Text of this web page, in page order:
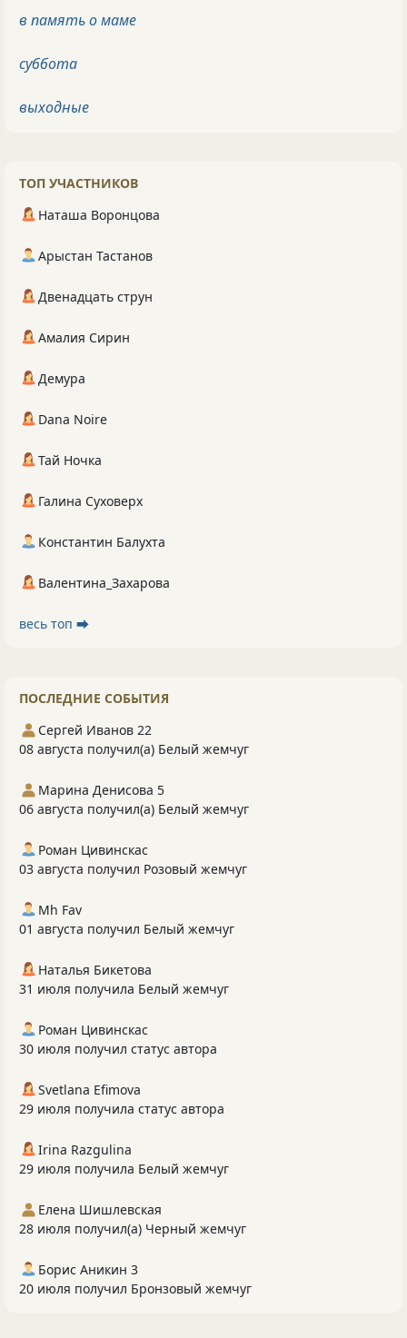
в память о маме
суббота
выходные
ТОП УЧАСТНИКОВ
Наташа Воронцова
Арыстан Тастанов
Двенадцать струн
Амалия Сирин
Демура
Dana Noire
Тай Ночка
Галина Суховерх
Константин Балухта
Валентина_Захарова
весь топ ⮕
ПОСЛЕДНИЕ СОБЫТИЯ
Сергей Иванов 22
08 августа получил(а) Белый жемчуг
Марина Денисова 5
06 августа получил(а) Белый жемчуг
Роман Цивинскас
03 августа получил Розовый жемчуг
Mh Fav
01 августа получил Белый жемчуг
Наталья Бикетова
31 июля получила Белый жемчуг
Роман Цивинскас
30 июля получил статус автора
Svetlana Efimova
29 июля получила статус автора
Irina Razgulina
29 июля получила Белый жемчуг
Елена Шишлевская
28 июля получил(а) Черный жемчуг
Борис Аникин 3
20 июля получил Бронзовый жемчуг